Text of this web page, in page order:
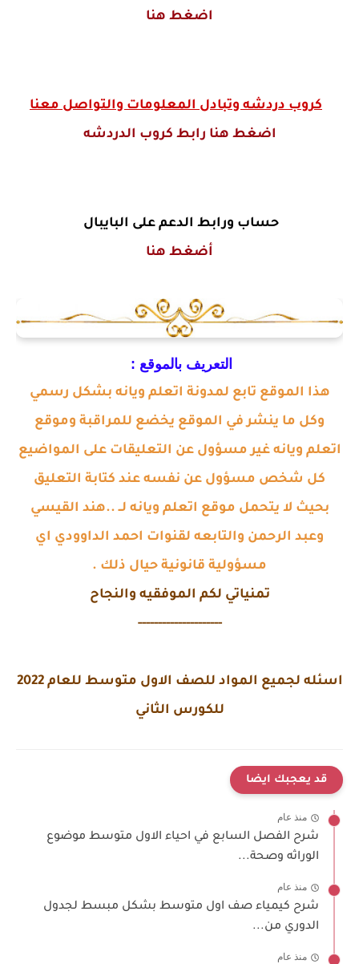
اضغط هنا
كروب دردشه وتبادل المعلومات والتواصل معنا
اضغط هنا رابط كروب الدردشه
حساب ورابط الدعم على البايبال
أضغط هنا
التعريف بالموقع :
هذا الموقع تابع لمدونة اتعلم ويانه بشكل رسمي
وكل ما ينشر في الموقع يخضع للمراقبة وموقع
اتعلم ويانه غير مسؤول عن التعليقات على المواضيع
كل شخص مسؤول عن نفسه عند كتابة التعليق
بحيث لا يتحمل موقع اتعلم ويانه لــ ..هند القيسي
وعبد الرحمن والتابعه لقنوات احمد الداوودي اي
مسؤولية قانونية حيال ذلك .
تمنياتي لكم الموفقيه والنجاح
---------------------
اسئله لجميع المواد للصف الاول متوسط للعام 2022
للكورس الثاني
قد يعجبك ايضا
منذ عام
شرح الفصل السابع في احياء الاول متوسط موضوع
الوراثه وصحة...
منذ عام
شرح كيمياء صف اول متوسط بشكل مبسط لجدول
الدوري من...
منذ عام